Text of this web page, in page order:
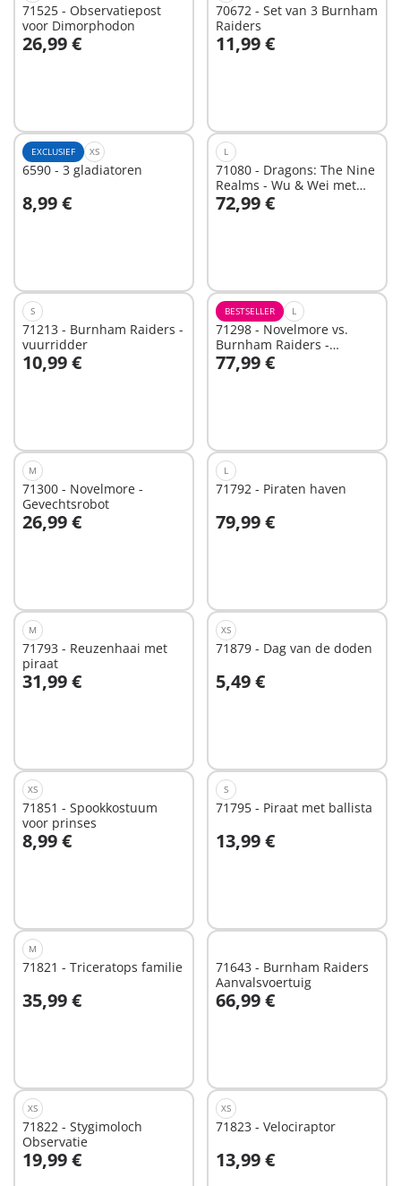
71525 - Observatiepost
voor Dimorphodon
26,99 €
In winkelwagen
70672 - Set van 3 Burnham
Raiders
11,99 €
In winkelwagen
EXCLUSIEF XS
6590 - 3 gladiatoren
8,99 €
In winkelwagen
L
71080 - Dragons: The Nine
Realms - Wu & Wei met
Jun
72,99 €
S
71213 - Burnham Raiders -
vuurridder
10,99 €
BESTSELLER L
71298 - Novelmore vs.
Burnham Raiders -
Toernooi arena
77,99 €
M
71300 - Novelmore -
Gevechtsrobot
26,99 €
L
71792 - Piraten haven
79,99 €
In winkelwagen
M
71793 - Reuzenhaai met
piraat
31,99 €
In winkelwagen
XS
71879 - Dag van de doden
5,49 €
In winkelwagen
XS
71851 - Spookkostuum
voor prinses
8,99 €
In winkelwagen
S
71795 - Piraat met ballista
13,99 €
In winkelwagen
M
71821 - Triceratops familie
35,99 €
In winkelwagen
71643 - Burnham Raiders
Aanvalsvoertuig
66,99 €
In winkelwagen
XS
71822 - Stygimoloch
Observatie
19,99 €
In winkelwagen
XS
71823 - Velociraptor
13,99 €
In winkelwagen